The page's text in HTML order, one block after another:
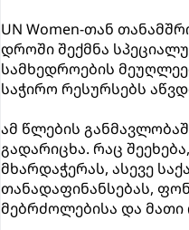
UN Women-თან
დროში შექმნა
სამხედროების
საჭირო რესურსებს
ამ წლების
გადარიცხა. რაც
მხარდაჭერას, ასევე
თანადაფინანსებას,
მებრძოლებისა და მათი